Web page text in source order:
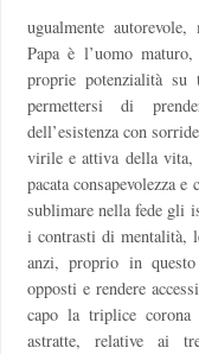
ugualmente
Papa è l’uomo
proprie potenzialità
permettersi di
dell’esistenza con
virile e attiva della
pacata consapevolezza
sublimare nella fede gli
i contrasti di mentalità,
anzi, proprio in
opposti e rendere
capo la triplice corona
astratte, relative ai